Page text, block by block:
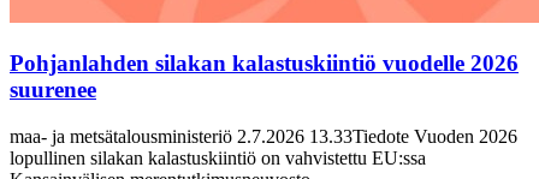
Pohjanlahden silakan kalastuskiintiö vuodelle 2026
suurenee
maa- ja metsätalousministeriö 2.7.2026 13.33Tiedote Vuoden 2026
lopullinen silakan kalastuskiintiö on vahvistettu EU:ssa